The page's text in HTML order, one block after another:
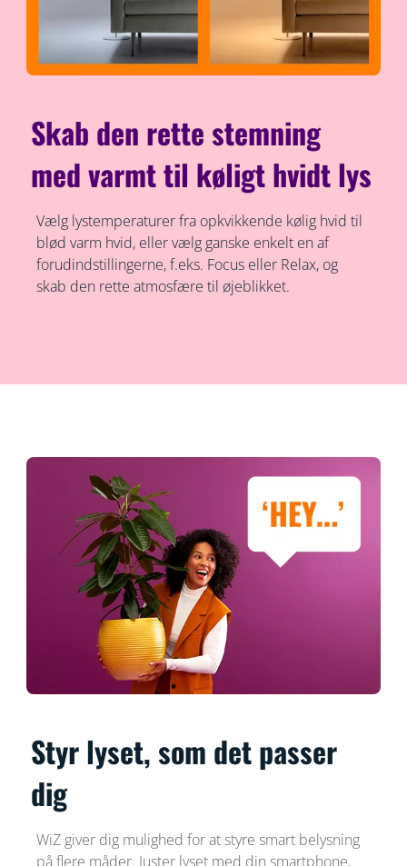
Skab den rette stemning
med varmt til køligt hvidt lys
Vælg lystemperaturer fra opkvikkende kølig hvid til
blød varm hvid, eller vælg ganske enkelt en af
forudindstillingerne, f.eks. Focus eller Relax, og
skab den rette atmosfære til øjeblikket.
Styr lyset, som det passer
dig
WiZ giver dig mulighed for at styre smart belysning
på flere måder. Juster lyset med din smartphone,